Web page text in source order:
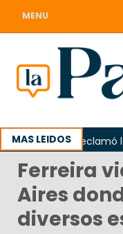
MENU
MAS LEIDOS
Odarda reclamó la
Ferreira
Aires
diversos